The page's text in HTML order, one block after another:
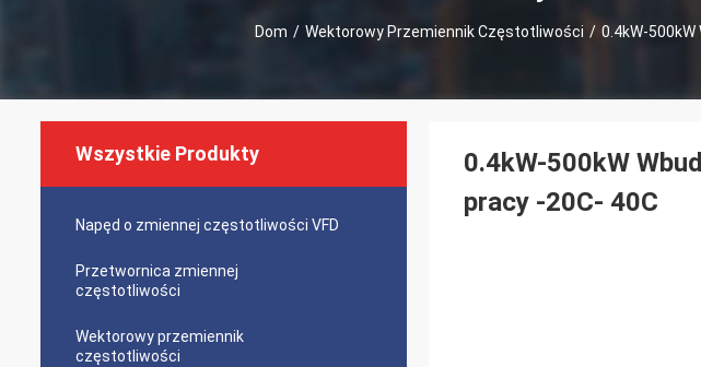
Dom / Wektorowy Przemiennik Częstotliwości / 0.4kW-
Wszystkie Produkty
Napęd o zmiennej częstotliwości VFD
Przetwornica zmiennej
częstotliwości
Wektorowy przemiennik
częstotliwości
0.4kW-500kW
pracy -20C- 40C